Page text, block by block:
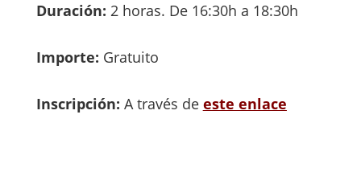
Duración: 2 horas. De 16:30h a 18:30h
Importe: Gratuito
Inscripción: A través de este enlace